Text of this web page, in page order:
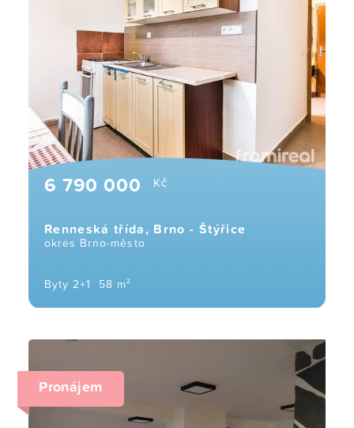
6 790 000 Kč
Renneská třída, Brno - Štýřice
okres Brno-město
Byty 2+1 58 m²
Pronájem